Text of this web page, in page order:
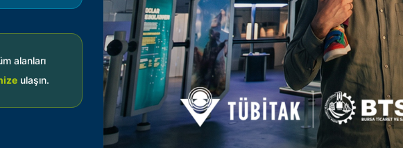
alanları
ulaşın.